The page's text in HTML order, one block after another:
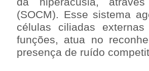
(SOCM). Esse sistema
células ciliadas
funções, atua no
presença de ruído